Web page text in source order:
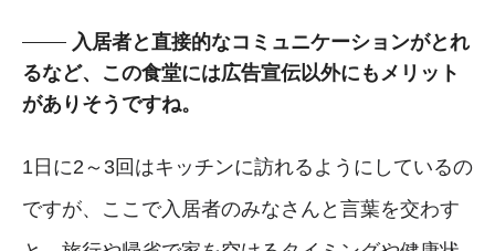
入居者と直接的なコミュニケーションがとれ
るなど、この食堂には広告宣伝以外にもメリット
がありそうですね。
1日に2～3回はキッチンに訪れるようにしているの
ですが、ここで入居者のみなさんと言葉を交わす